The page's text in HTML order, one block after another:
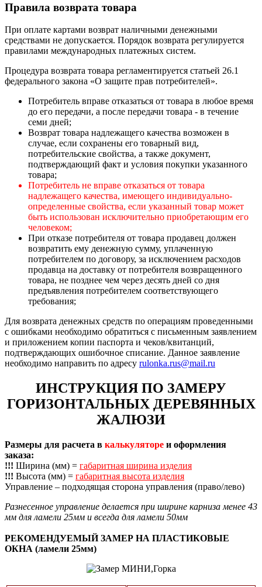
Правила возврата товара
При оплате картами возврат наличными денежными
средствами не допускается. Порядок возврата регулируется
правилами международных платежных систем.
Процедура возврата товара регламентируется статьей 26.1
федерального закона «О защите прав потребителей».
Потребитель вправе отказаться от товара в любое время
до его передачи, а после передачи товара - в течение
семи дней;
Возврат товара надлежащего качества возможен в
случае, если сохранены его товарный вид,
потребительские свойства, а также документ,
подтверждающий факт и условия покупки указанного
товара;
Потребитель не вправе отказаться от товара
надлежащего качества, имеющего индивидуально-
определенные свойства, если указанный товар может
быть использован исключительно приобретающим его
человеком;
При отказе потребителя от товара продавец должен
возвратить ему денежную сумму, уплаченную
потребителем по договору, за исключением расходов
продавца на доставку от потребителя возвращенного
товара, не позднее чем через десять дней со дня
предъявления потребителем соответствующего
требования;
Для возврата денежных средств по операциям проведенными
с ошибками необходимо обратиться с письменным заявлением
и приложением копии паспорта и чеков/квитанций,
подтверждающих ошибочное списание. Данное заявление
необходимо направить по адресу rulonka.rus@mail.ru
ИНСТРУКЦИЯ ПО ЗАМЕРУ
ГОРИЗОНТАЛЬНЫХ ДЕРЕВЯННЫХ
ЖАЛЮЗИ
Размеры для расчета в калькуляторе и оформления
заказа:
!!! Ширина (мм) = габаритная ширина изделия
!!! Высота (мм) = габаритная высота изделия
Управление – подходящая сторона управления (право/лево)
Разнесенное управление делается при ширине карниза менее 43
мм для ламели 25мм и всегда для ламели 50мм
РЕКОМЕНДУЕМЫЙ ЗАМЕР НА ПЛАСТИКОВЫЕ
ОКНА (ламели 25мм)